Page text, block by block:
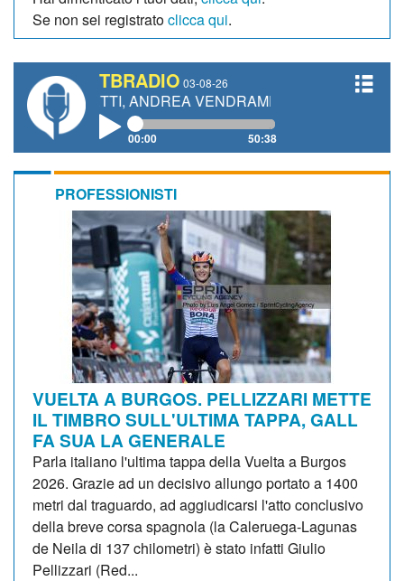
Se non sei registratoclicca qui.
TBRADIO 03-08-26
ANDREA VENDRAME, FILIPPO FIORELLI
00:00 50:38
PROFESSIONISTI
VUELTA A BURGOS. PELLIZZARI METTE
IL TIMBRO SULL'ULTIMA TAPPA, GALL
FA SUA LA GENERALE
Parla italiano l'ultima tappa della Vuelta a Burgos
2026. Grazie ad un decisivo allungo portato a 1400
metri dal traguardo, ad aggiudicarsi l'atto conclusivo
della breve corsa spagnola (la Caleruega-Lagunas
de Neila di 137 chilometri) è stato infatti Giulio
Pellizzari (Red...